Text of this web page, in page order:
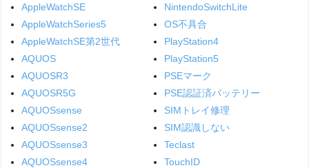
AppleWatchSE
AppleWatchSeries5
AppleWatchSE第2世代
AQUOS
AQUOSR3
AQUOSR5G
AQUOSsense
AQUOSsense2
AQUOSsense3
AQUOSsense4
NintendoSwitchLite
OS不具合
PlayStation4
PlayStation5
PSEマーク
PSE認証済バッテリー
SIMトレイ修理
SIM認識しない
Teclast
TouchID